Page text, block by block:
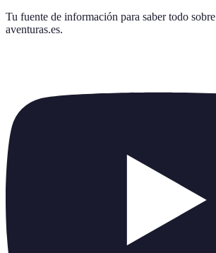
Tu fuente de información para saber todo sobre
aventuras.es.